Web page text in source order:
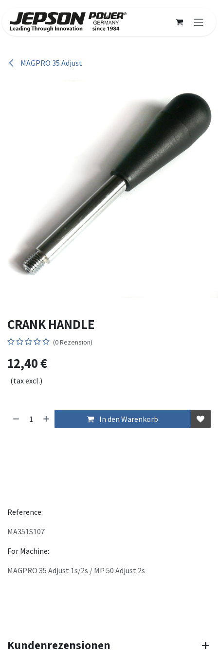
MAGPRO 35 Adjust
CRANK HANDLE
(0 Rezension)
12,40€
(tax excl.)
In den Warenkorb
Reference:
MA351S107
For Machine:
MAGPRO 35 Adjust 1s/2s / MP 50 Adjust 2s
Kundenrezensionen